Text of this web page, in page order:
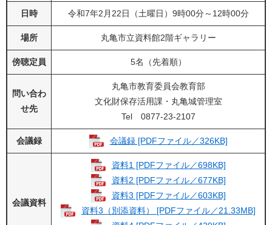
日時 令和7年2月22日（土曜日）9時00分～12時00分
場所 丸亀市立資料館2階ギャラリー
傍聴定員 5名（先着順）
問い合わ
せ先
丸亀市教育委員会教育部
文化財保存活用課・丸亀城管理室
Tel 0877-23-2107
会議録 会議録 [PDFファイル／326KB]
会議資料
資料1 [PDFファイル／698KB]
資料2 [PDFファイル／677KB]
資料3 [PDFファイル／603KB]
資料3（別添資料） [PDFファイル／21.33MB]